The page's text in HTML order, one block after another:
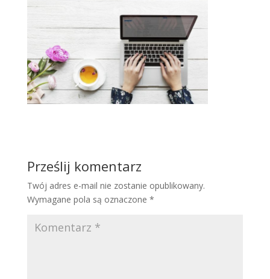
Prześlij komentarz
Twój adres e-mail nie zostanie opublikowany.
Wymagane pola są oznaczone *